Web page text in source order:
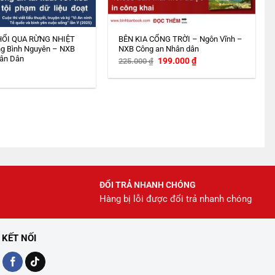
QUA RỪNG NHIỆT
Bình Nguyên – NXB
Dân
BÊN KIA CỔNG TRỜI – Ngôn Vĩnh –
NXB Công an Nhân dân
225.000₫ Giá
là:
199.000₫Giá
hiện
tại
ĐỔI TRẢ NHANH CHÓNG
Hàng bị lỗi được đổi trả nhanh chóng
KẾT NỐI